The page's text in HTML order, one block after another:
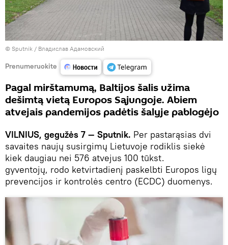
© Sputnik / Владислав Адамовский
Prenumeruokite
Pagal mirštamumą, Baltijos šalis užima
dešimtą vietą Europos Sąjungoje. Abiem
atvejais pandemijos padėtis šalyje pablogėjo
VILNIUS, gegužės 7 — Sputnik. Per pastarąsias dvi
savaites naujų susirgimų Lietuvoje rodiklis siekė
kiek daugiau nei 576 atvejus 100 tūkst.
gyventojų, rodo ketvirtadienį paskelbti Europos ligų
prevencijos ir kontrolės centro (ECDC) duomenys.